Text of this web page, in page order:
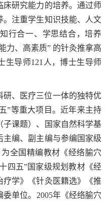
研究能力的培养。通过师
。注重学生知识技能、人文
行合一、学思结合，培养
力、高素质” 的针灸推拿高
生导师121人，博士生导师
、医疗三位一体的独特优
”等重大项目。近年来主持
课题）、国家自然科学基
编、副主编与参编国家级
全国精编教材《经络腧穴
四五”国家级规划教材《经
学》《针灸医籍选》《推
单位。2005年《经络腧穴